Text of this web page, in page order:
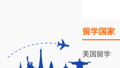
留学国家
美国留学